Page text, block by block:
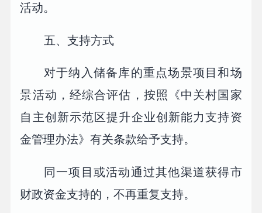
活动。
五、支持方式
对于纳入储备库的重点场景项目和场
景活动，经综合评估，按照《中关村国家
自主创新示范区提升企业创新能力支持资
金管理办法》有关条款给予支持。
同一项目或活动通过其他渠道获得市
财政资金支持的，不再重复支持。